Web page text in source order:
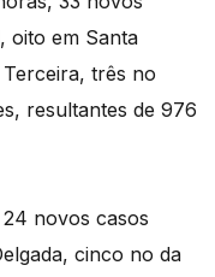
oito em Santa
três no
resultantes de 976
novos casos
cinco no da